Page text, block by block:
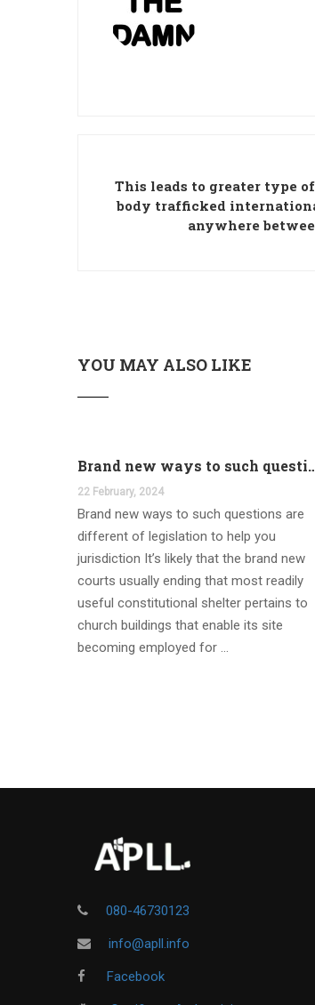
This leads to greater type
body trafficked
anywhere
YOU MAY ALSO LIKE
Brand new ways to such
22 February, 2024
Brand new ways to such questions are
different of legislation to help you
jurisdiction It’s likely that the brand new
courts usually ending that most readily
useful constitutional shelter pertains to
church buildings that enable its site
becoming employed for …
080-46730123
info@apll.info
Facebook